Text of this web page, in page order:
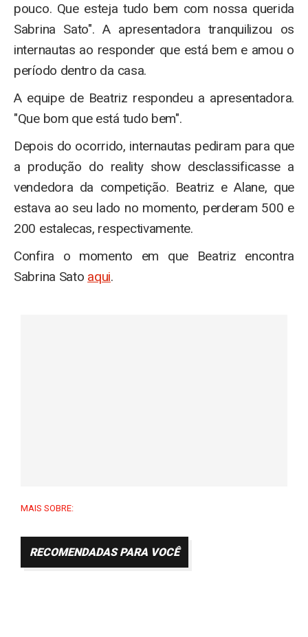
pouco. Que esteja tudo bem com nossa querida
Sabrina Sato". A apresentadora tranquilizou os
internautas ao responder que está bem e amou o
período dentro da casa.
A equipe de Beatriz respondeu a apresentadora.
"Que bom que está tudo bem".
Depois do ocorrido, internautas pediram para que
a produção do reality show desclassificasse a
vendedora da competição. Beatriz e Alane, que
estava ao seu lado no momento, perderam 500 e
200 estalecas, respectivamente.
Confira o momento em que Beatriz encontra
Sabrina Sato aqui.
MAIS SOBRE:
RECOMENDADAS PARA VOCÊ